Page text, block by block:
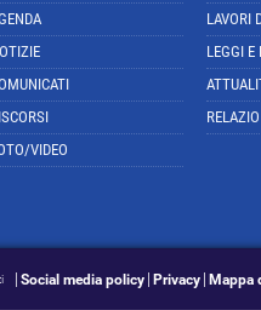
VIDEO
LAVORI
LEGGI E
Social media policy Privacy Mappa